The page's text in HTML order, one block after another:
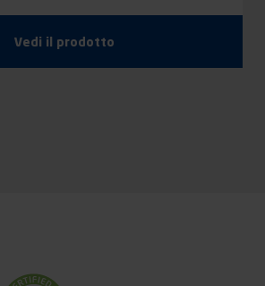
Vedi il prodotto